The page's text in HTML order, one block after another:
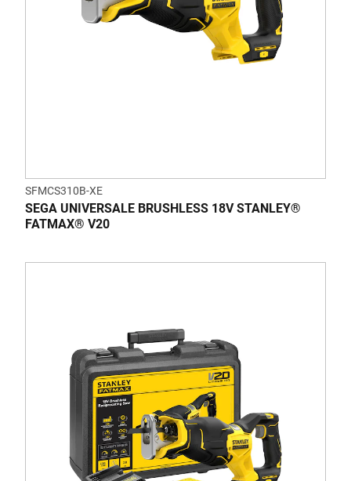
SFMCS310B-XE
SEGA UNIVERSALE BRUSHLESS 18V STANLEY®
FATMAX® V20